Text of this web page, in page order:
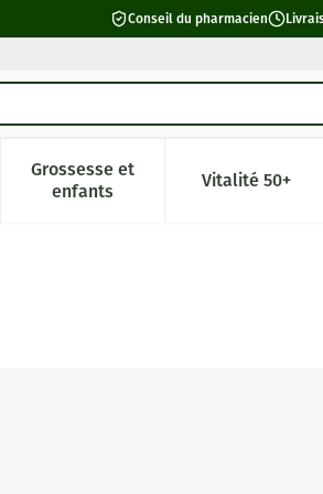
Conseil du pharmacien
Beauté, soins et hygiène
menu pour la catégorie Régime,
Grossesse et
enfantsAfficher le sous-menu pour
Vitalité 50+
Afficher